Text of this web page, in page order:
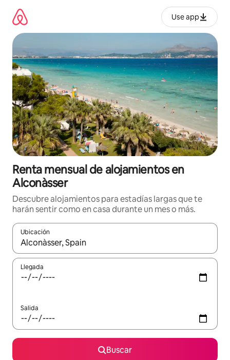
contenido
Use app
Renta mensual de alojamientos en
Alconàsser
Descubre alojamientos para estadías largas que te
harán sentir como en casa durante un mes o más.
Ubicación
Cuando los resultados estén disponibles, navega con las
Llegada
Salida
Buscar